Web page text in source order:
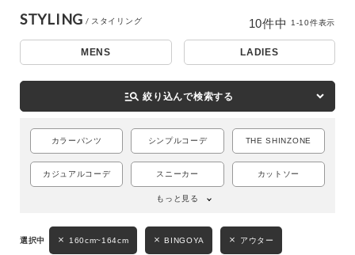
STYLING
MENS LADIES
manage_search 絞り込んで検索する
カラーパンツ シンプルコーデ THE SHINZONE
カジュアルコーデ スニーカー カットソー
もっと見る
160cm~164cm BINGOYA アウター
10件中 1-10件表示